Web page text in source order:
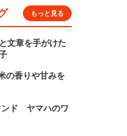
もっと見る
文章を手がけた
の香りや甘みを
ンド ヤマハのワ